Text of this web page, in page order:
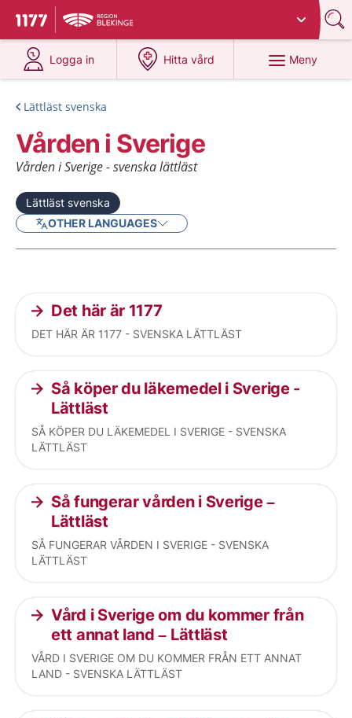
Till startsidan för 1177
Du har valt region
Logga in
på 1177.se
Hitta vård
på 1177.se
Meny
Lättläst svenska
Vården i Sverige
Vården i Sverige - svenska lättläst
Lättläst svenska
OTHER LANGUAGES
Current articles
Det här är 1177
DET HÄR ÄR 1177 - SVENSKA LÄTTLÄST
Så köper du läkemedel i Sverige -
Lättläst
SÅ KÖPER DU LÄKEMEDEL I SVERIGE - SVENSKA
LÄTTLÄST
Så fungerar vården i Sverige –
Lättläst
SÅ FUNGERAR VÅRDEN I SVERIGE - SVENSKA
LÄTTLÄST
Vård i Sverige om du kommer från
ett annat land – Lättläst
VÅRD I SVERIGE OM DU KOMMER FRÅN ETT ANNAT
LAND - SVENSKA LÄTTLÄST